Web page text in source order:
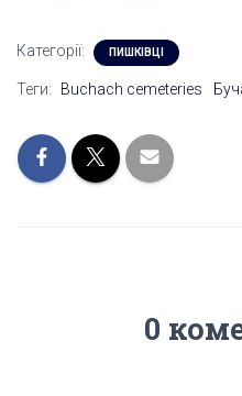
Категорії: ПИШКІВЦІ
Теги: Buchach cemeteries
0